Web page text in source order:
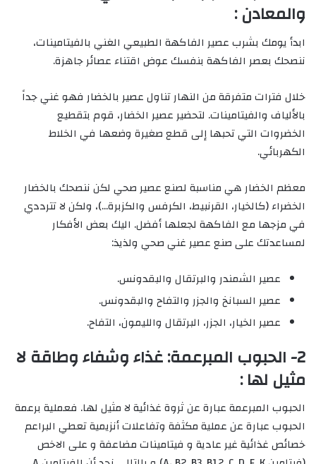
والمعادن :
ابدأ يومك بشرب عصير الفاكهة الطبيعي الغني بالفيتامينات،
ننصحك بعصر الفاكهة بنفسك عوض اقتناء عصائر جاهزة.
خلال فترات متفرقة من النهار تناول عصير بالخضار فهو غني جداً
بالألياف والفيتامينات. لتحضير عصير الخضار، قوم بتقطيع
الخضروات التي تحبها إلى قطع صغيرة وضعها في الخلاط
الكهربائي.
معظم الخضار هي مناسبة لصنع عصير صحي لكن ننصحك بالخضار
الخضراء (كالخيار، القرنبيط، الكرفس والكزبرة…)، ولكن لا تترددي
في مزجها مع الفاكهة لجعلها أفضل. اليك بعض الأفكار
لمساعدتك على صنع عصير غني صحي ولذيذ:
عصير الشمندر والبرتقال والبقدونس.
عصير السبانخ والجزر والتفاح والبقدونس.
عصير الخيار، الجزر، البرتقال والليمون، التفاح.
2- الحبوب المبرعمة: غذاء وشفاء وطاقة لا
مثيل لها :
الحبوب المبرعمة عبارة عن ثروة غذائية لا مثيل لها. فعملية برعمة
الحبوب عبارة عن عملية مكثفة وتفاعلات أنزيمية تعطي البراعم
خصائص غذائية غير عادية و فيتامينات مضاعفة و على الاخص